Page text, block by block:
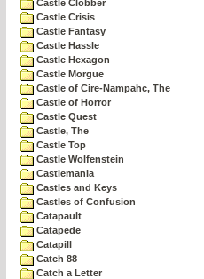
Castle Clobber
Castle Crisis
Castle Fantasy
Castle Hassle
Castle Hexagon
Castle Morgue
Castle of Cire-Nampahc, The
Castle of Horror
Castle Quest
Castle, The
Castle Top
Castle Wolfenstein
Castlemania
Castles and Keys
Castles of Confusion
Catapault
Catapede
Catapill
Catch 88
Catch a Letter